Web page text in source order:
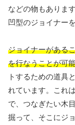
などの物もありま
凹型のジョイナー
ジョイナーがある
を行なうことが可
トするための道具
れています。これ
で、つなぎたい木
掘って、そこにジ